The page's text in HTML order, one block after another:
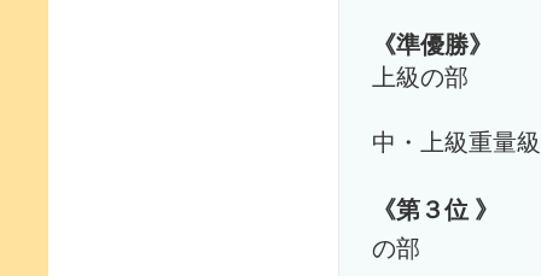
《準優勝
上級の部
中・上級重量
《第３位
の部